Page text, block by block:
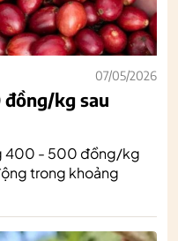
07/05/2026
đồng/kg sau
400 - 500 đồng/kg
trong khoảng